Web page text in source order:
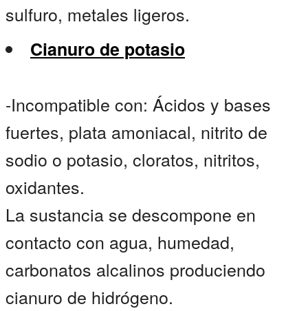
sulfuro, metales ligeros.
Cianuro de potasio
-Incompatible con: Ácidos y bases
fuertes, plata amoniacal, nitrito de
sodio o potasio, cloratos, nitritos,
oxidantes.
La sustancia se descompone en
contacto con agua, humedad,
carbonatos alcalinos produciendo
cianuro de hidrógeno.